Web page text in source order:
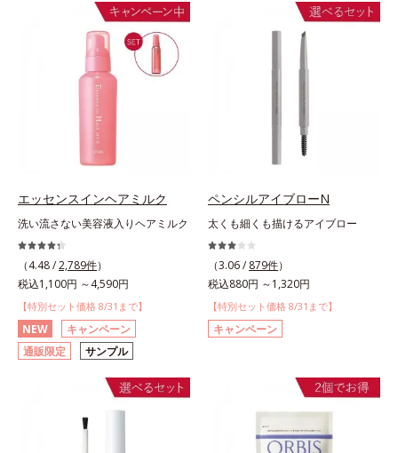
エッセンスインヘアミルク
洗い流さない美容液入りヘアミルク
（4.48 /2,789件）
税込1,100円 ～4,590円
【特別セット価格 8/31まで】
NEW
キャンペーン
通販限定
サンプル
ペンシルアイブローN
太くも細くも描けるアイブロー
（3.06 / 879件）
税込880円 ～1,320円
【特別セット価格 8/31まで】
キャンペーン